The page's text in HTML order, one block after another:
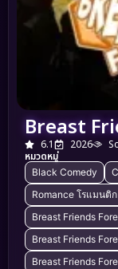
Breast
6.1 2026
หมวดหมู่
Black Comedy
Romance โรแมนติก
Breast Friends
Breast Friends
Breast Friends